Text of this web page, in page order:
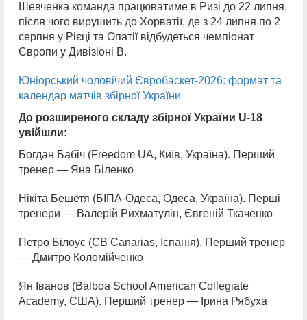
Шевченка команда працюватиме в Ризі до 22 липня,
після чого вирушить до Хорватії, де з 24 липня по 2
серпня у Рієці та Опатії відбудеться чемпіонат
Європи у Дивізіоні В.
Юніорський чоловічий Євробаскет-2026: формат та
календар матчів збірної України
До розширеного складу збірної України U-18
увійшли:
Богдан Бабіч (Freedom UA, Київ, Україна). Перший
тренер — Яна Біленко
Нікіта Бешетя (БІПА-Одеса, Одеса, Україна). Перші
тренери — Валерій Рихматулін, Євгеній Ткаченко
Петро Білоус (CB Canarias, Іспанія). Перший тренер
— Дмитро Коломійченко
Ян Іванов (Balboa School American Collegiate
Academy, США). Перший тренер — Ірина Рябуха